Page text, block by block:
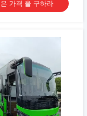
가격 을 구하라